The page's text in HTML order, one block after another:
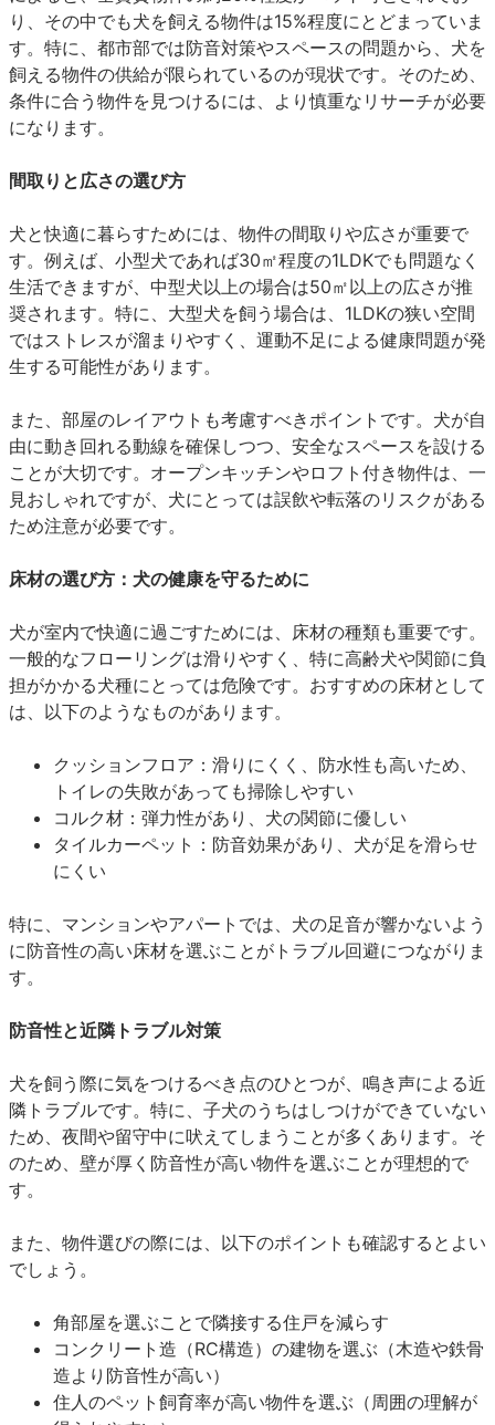
り、その中でも犬を飼える物件は15%程度にとどまっていま
す。特に、都市部では防音対策やスペースの問題から、犬を
飼える物件の供給が限られているのが現状です。そのため、
条件に合う物件を見つけるには、より慎重なリサーチが必要
になります。
間取りと広さの選び方
犬と快適に暮らすためには、物件の間取りや広さが重要で
す。例えば、小型犬であれば30㎡程度の1LDKでも問題なく
生活できますが、中型犬以上の場合は50㎡以上の広さが推
奨されます。特に、大型犬を飼う場合は、1LDKの狭い空間
ではストレスが溜まりやすく、運動不足による健康問題が発
生する可能性があります。
また、部屋のレイアウトも考慮すべきポイントです。犬が自
由に動き回れる動線を確保しつつ、安全なスペースを設ける
ことが大切です。オープンキッチンやロフト付き物件は、一
見おしゃれですが、犬にとっては誤飲や転落のリスクがある
ため注意が必要です。
床材の選び方：犬の健康を守るために
犬が室内で快適に過ごすためには、床材の種類も重要です。
一般的なフローリングは滑りやすく、特に高齢犬や関節に負
担がかかる犬種にとっては危険です。おすすめの床材として
は、以下のようなものがあります。
クッションフロア：滑りにくく、防水性も高いため、
トイレの失敗があっても掃除しやすい
コルク材：弾力性があり、犬の関節に優しい
タイルカーペット：防音効果があり、犬が足を滑らせ
にくい
特に、マンションやアパートでは、犬の足音が響かないよう
に防音性の高い床材を選ぶことがトラブル回避につながりま
す。
防音性と近隣トラブル対策
犬を飼う際に気をつけるべき点のひとつが、鳴き声による近
隣トラブルです。特に、子犬のうちはしつけができていない
ため、夜間や留守中に吠えてしまうことが多くあります。そ
のため、壁が厚く防音性が高い物件を選ぶことが理想的で
す。
また、物件選びの際には、以下のポイントも確認するとよい
でしょう。
角部屋を選ぶことで隣接する住戸を減らす
コンクリート造（RC構造）の建物を選ぶ（木造や鉄骨
造より防音性が高い）
住人のペット飼育率が高い物件を選ぶ（周囲の理解が